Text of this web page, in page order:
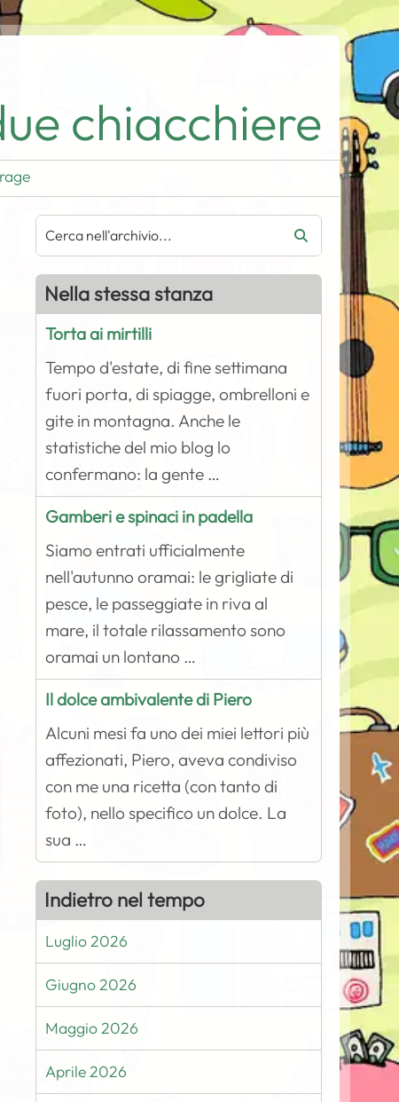
chiacchiere
Nella stessa stanza
Torta ai mirtilli
Tempo d'estate, di fine settimana
fuori porta, di spiagge, ombrelloni e
gite in montagna. Anche le
statistiche del mio blog lo
confermano: la gente …
Gamberi e spinaci in padella
Siamo entrati ufficialmente
nell'autunno oramai: le grigliate di
pesce, le passeggiate in riva al
mare, il totale rilassamento sono
oramai un lontano …
Il dolce ambivalente di Piero
Alcuni mesi fa uno dei miei lettori più
affezionati, Piero, aveva condiviso
con me una ricetta (con tanto di
foto), nello specifico un dolce. La
sua …
Indietro nel tempo
Luglio 2026
Giugno 2026
Maggio 2026
Aprile 2026